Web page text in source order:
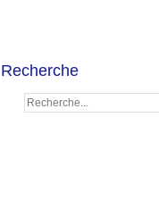
Recherche